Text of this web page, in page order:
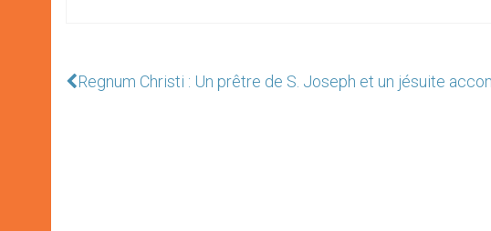
Regnum Christi : Un prêtre de S. Joseph et un jésuite